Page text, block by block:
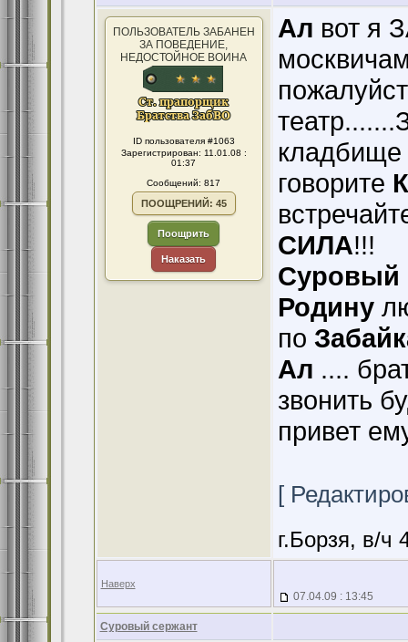
ПОЛЬЗОВАТЕЛЬ ЗАБАНЕН
ЗА ПОВЕДЕНИЕ,
НЕДОСТОЙНОЕ ВОИНА
ID пользователя #1063
Зарегистрирован: 11.01.08 :
01:37
Сообщений: 817
ПООЩРЕНИЙ: 45
Поощрить
Наказать
Ал вот я
кладбище
говорите
СИЛА!!!
Суровый
Родину
по
Ал ....
звонить
привет
[
г.Борзя, в/ч
Наверх
07.04.09 : 13:45
Суровый сержант